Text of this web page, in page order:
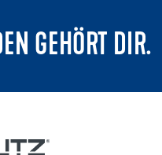
GEHÖRT DIR.